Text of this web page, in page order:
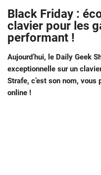
Black Friday :
clavier pour les
performant !
Aujourd’hui, le Daily Geek
exceptionnelle sur un
Strafe, c’est son nom, vous
online !